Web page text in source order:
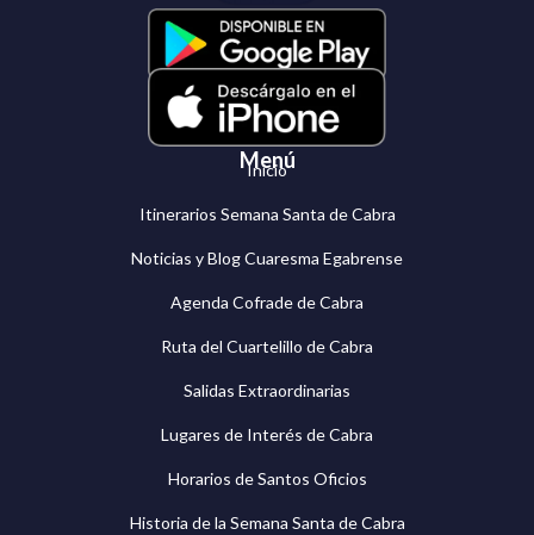
Menú
Inicio
Itinerarios Semana Santa de Cabra
Noticias y Blog Cuaresma Egabrense
Agenda Cofrade de Cabra
Ruta del Cuartelillo de Cabra
Salidas Extraordinarias
Lugares de Interés de Cabra
Horarios de Santos Oficios
Historia de la Semana Santa de Cabra